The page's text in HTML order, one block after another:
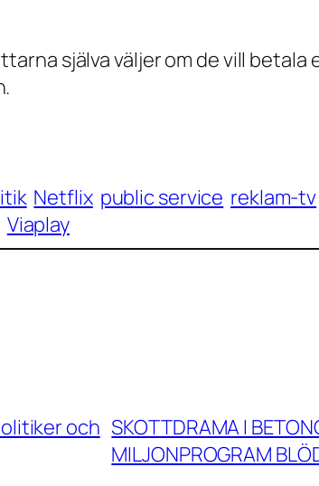
själva väljer om de vill
Netflix public service reklam-tv
Viaplay
och SKOTTDRAMA I
MILJONPROGRAM